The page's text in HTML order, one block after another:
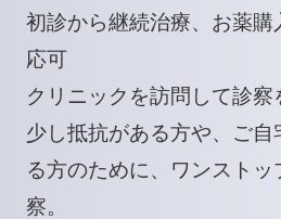
初診から継続治療、お薬
応可
クリニックを訪問して診
少し抵抗がある方や、ご
る方のために、ワンスト
察。